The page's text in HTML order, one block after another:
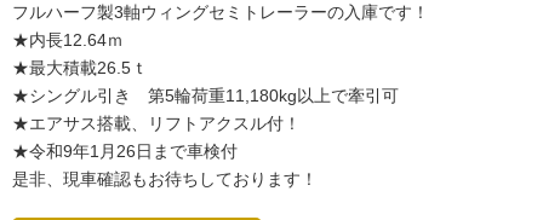
フルハーフ製3軸ウィングセミトレーラーの入庫です！
★内長12.64ｍ
★最大積載26.5ｔ
★シングル引き 第5輪荷重11,180kg以上で牽引可
★エアサス搭載、リフトアクスル付！
★令和9年1月26日まで車検付
是非、現車確認もお待ちしております！